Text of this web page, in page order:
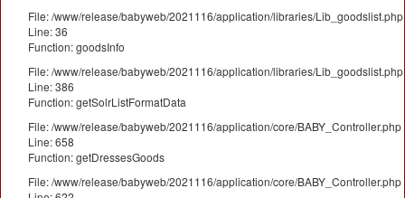
File: /www/release/babyweb/2021116/application/libraries/Lib_goodslist.php
Line: 36
Function: goodsInfo
File: /www/release/babyweb/2021116/application/libraries/Lib_goodslist.php
Line: 386
Function: getSolrListFormatData
File: /www/release/babyweb/2021116/application/core/BABY_Controller.php
Line: 658
Function: getDressesGoods
File: /www/release/babyweb/2021116/application/core/BABY_Controller.php